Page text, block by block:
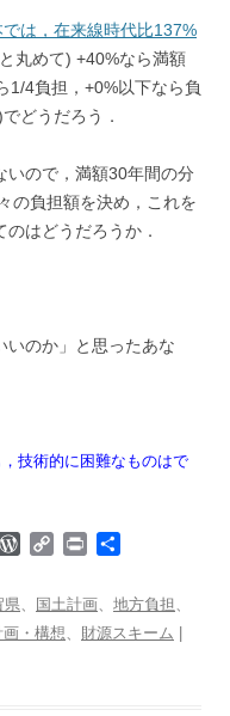
では，在来線時代比137%
丸めて) +40%なら満額
1/4負担，+0%以下なら負
どうだろう．
いので，満額30年間の分
の負担額を決め，これを
はどうだろうか．
いのか」と思ったあな
技術的に困難なものはで
W
d
P
C
p
y
L
n
t
県、 国土計画、 地方負担、
画・構想、 財源スキーム